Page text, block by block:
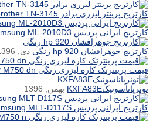
کارتریج پرینتر لیزری برادر brother TN-3145
کارتریج ایرانی پردیس Tonner Samsung ML-2010D3
کارتریج جوهرافشان hp 920 رنگی
دی, 1396
قیمت پرینترتک کاره لیزری رنگی HP M750 dn
تونرپاناسونیکKXFA83E
بهمن, 1396
کارتریج ایرانی پردیس Tonner Samsung MLT-D117S